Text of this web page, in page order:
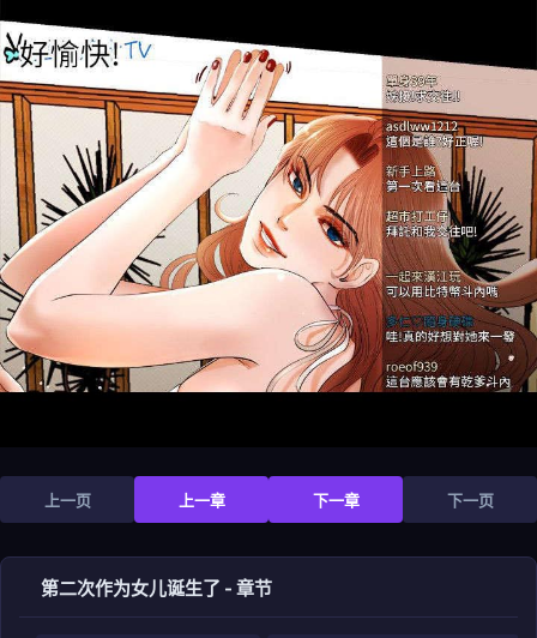
上一页 上一章 下一章 下一页
第二次作为女儿诞生了 - 章节